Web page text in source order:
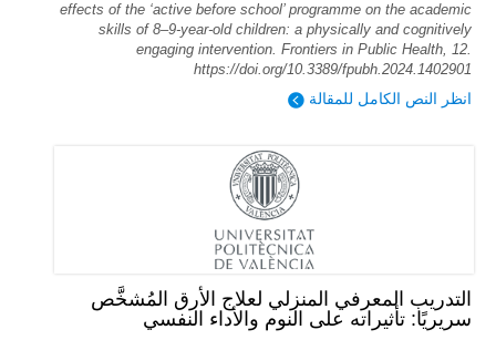
effects of the ‘active before school’ programme on the academic
skills of 8–9-year-old children: a physically and cognitively
engaging intervention. Frontiers in Public Health, 12.
https://doi.org/10.3389/fpubh.2024.1402901
انظر النص الكامل للمقالة
التدريب المعرفي المنزلي لعلاج الأرق المُشخَّص
سريريًا: تأثيراته على النوم والأداء النفسي